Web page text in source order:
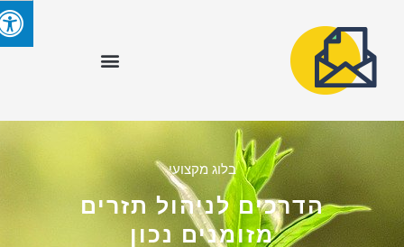
בלוג מקצועי
הדרכים לניהול תזרים
מזומנים נכון